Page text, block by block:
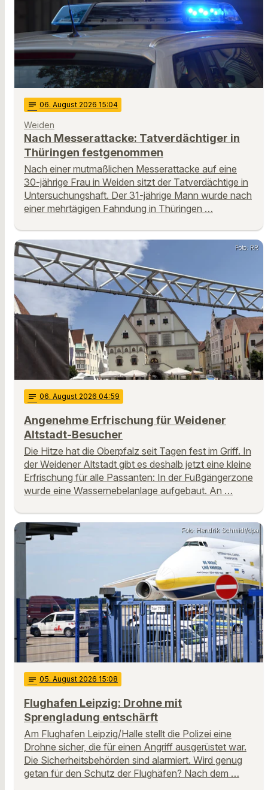
notes 06. August 2026 15:04
Weiden
Nach Messerattacke: Tatverdächtiger in
Thüringen festgenommen
Nach einer mutmaßlichen Messerattacke auf eine
30-jährige Frau in Weiden sitzt der Tatverdächtige in
Untersuchungshaft. Der 31-jährige Mann wurde nach
einer mehrtägigen Fahndung in Thüringen …
Foto: RR
notes 06. August 2026 04:59
Angenehme Erfrischung für Weidener
Altstadt-Besucher
Die Hitze hat die Oberpfalz seit Tagen fest im Griff. In
der Weidener Altstadt gibt es deshalb jetzt eine kleine
Erfrischung für alle Passanten: In der Fußgängerzone
wurde eine Wassernebelanlage aufgebaut. An …
Foto: Hendrik Schmidt/dpa
notes 05. August 2026 15:08
Flughafen Leipzig: Drohne mit
Sprengladung entschärft
Am Flughafen Leipzig/Halle stellt die Polizei eine
Drohne sicher, die für einen Angriff ausgerüstet war.
Die Sicherheitsbehörden sind alarmiert. Wird genug
getan für den Schutz der Flughäfen? Nach dem …